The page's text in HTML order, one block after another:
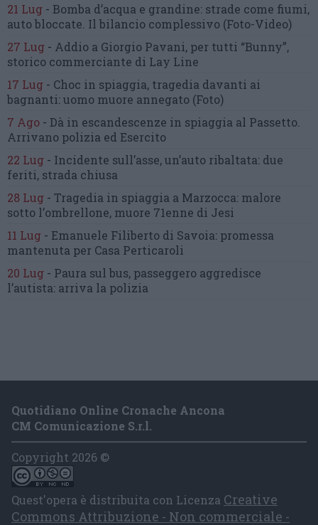
21 Lug - Bomba d’acqua e grandine: strade come fiumi,
auto bloccate. Il bilancio complessivo (Foto-Video)
27 Lug - Addio a Giorgio Pavani, per tutti “Bunny”,
storico commerciante di Lay Line
17 Lug - Choc in spiaggia, tragedia davanti ai
bagnanti:uomo muore annegato (Foto)
7 Ago - Dà in escandescenze in spiaggia al Passetto.
Arrivano polizia ed Esercito
22 Lug - Incidente sull’asse, un’auto ribaltata: due
feriti, strada chiusa
28 Lug - Tragedia in spiaggia a Marzocca: malore
sotto l’ombrellone, muore 71enne di Jesi
11 Lug - Emanuele Filiberto di Savoia: promessa
mantenuta per Casa Perticaroli
20 Lug - Paura sul bus, passeggero aggredisce
l’autista: arriva la polizia
Quotidiano Online Cronache Ancona
CM Comunicazione S.r.l.
Copyright 2026 ©
Quest'opera è distribuita con Licenza Creative
Commons Attribuzione - Non commerciale -